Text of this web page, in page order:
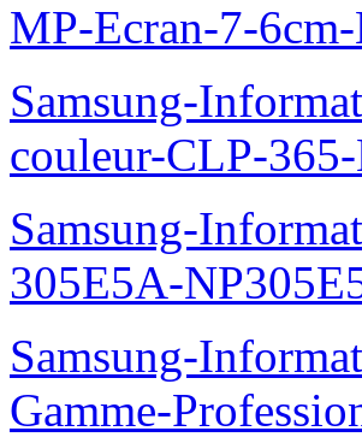
MP-Ecran-7-
Samsung-
couleur-CLP-
Samsung-
305E5A-
Samsung-
Gamme-